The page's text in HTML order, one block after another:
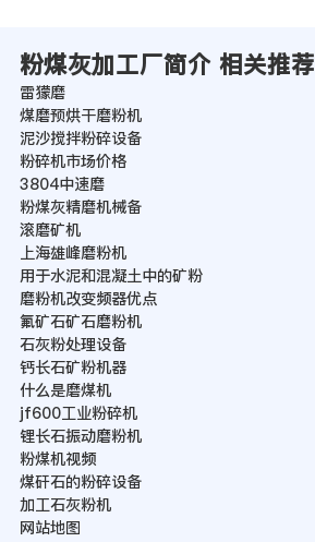
粉煤灰加工厂简介 相关推荐
雷獴磨
煤磨预烘干磨粉机
泥沙搅拌粉碎设备
粉碎机市场价格
3804中速磨
粉煤灰精磨机械备
滚磨矿机
上海雄峰磨粉机
用于水泥和混凝土中的矿粉
磨粉机改变频器优点
氟矿石矿石磨粉机
石灰粉处理设备
钙长石矿粉机器
什么是磨煤机
jf600工业粉碎机
锂长石振动磨粉机
粉煤机视频
煤矸石的粉碎设备
加工石灰粉机
网站地图